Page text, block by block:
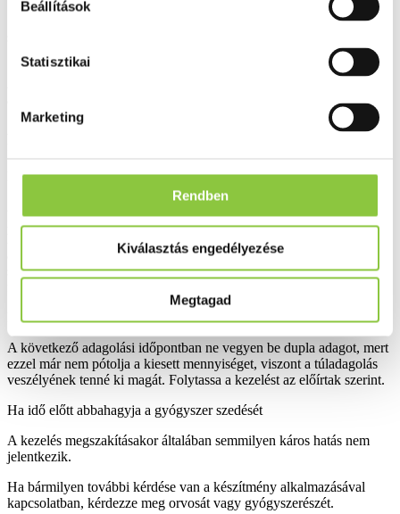
Beállítások
Statisztikai
Marketing
Rendben
Kiválasztás engedélyezése
Megtagad
Szokásos adagja felnőtteknek és 10 éves kor feletti gyermekeknek
1000 mg). Maximális napi adag 2 db filmtabletta (1000 mg).
A tablettát lehetőleg étkezés végén, szétrágás nélkül, bőséges
Ha az előírtnál több filmtablettát vett be
idézhet elő. A C-vitamin túladagolás tünetei: gyomorégés, émelygés,
hányinger, hasmenés. Az aszkorbinsav vízben oldódó vitamin, ezért
a szükségleten felüli mennyiség a vizelettel és a széklettel kiürül a
szervezetből, ezért ha túl sokat vett be a készítményből, bőséges
Ha elfelejtette bevenni a filmtablettát
A következő adagolási időpontban ne vegyen be dupla adagot, mert
ezzel már nem pótolja a kiesett mennyiséget, viszont a túladagolás
veszélyének tenné ki magát. Folytassa a kezelést az előírtak szerint.
Ha idő előtt abbahagyja a gyógyszer szedését
A kezelés megszakításakor általában semmilyen káros hatás nem
jelentkezik.
Ha bármilyen további kérdése van a készítmény alkalmazásával
kapcsolatban, kérdezze meg orvosát vagy gyógyszerészét.